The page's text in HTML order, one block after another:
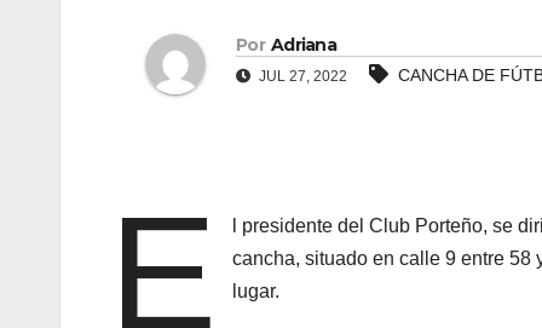
Por Adriana
JUL 27, 2022 CANCHA DE
E
l presidente del Club Porteño, se
cancha, situado en calle 9 entre 58
lugar.